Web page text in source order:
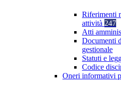
Riferimenti
attività 247
Atti
Documenti
gestionale
Statuti e
Codice
Oneri informativi